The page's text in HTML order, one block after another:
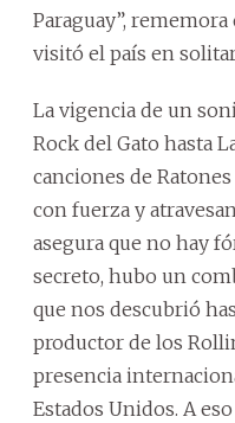
Paraguay”,
visitó el país en
La vigencia de un
Rock del Gato hasta
canciones de
con fuerza y
asegura que no hay
secreto, hubo un
que nos descubrió
productor de los
presencia
Estados Unidos. A